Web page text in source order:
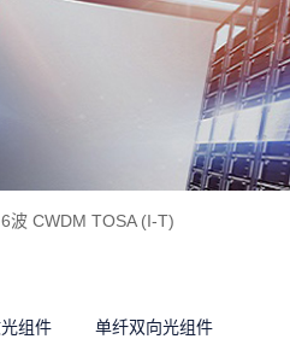
波 CWDM TOSA (I-T)
组件 单纤双向光组件